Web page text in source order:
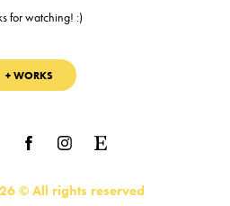
for watching! :)
+ WORKS
© All rights reserved